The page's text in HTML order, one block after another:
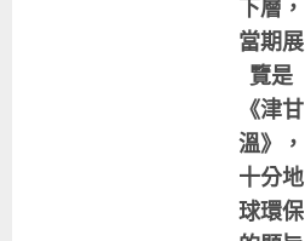
下層，
當期展
覽是
《津甘
溫》，
十分地
球環保